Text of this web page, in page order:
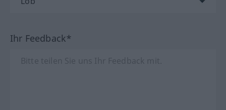
Ihr Feedback*